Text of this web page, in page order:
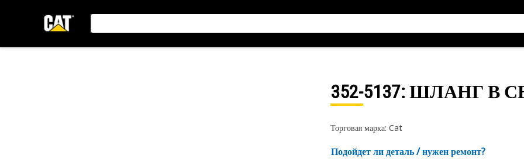
352-5137: ШЛАНГ В
Торговая марка: Cat
Подойдет ли деталь / нужен ремонт?